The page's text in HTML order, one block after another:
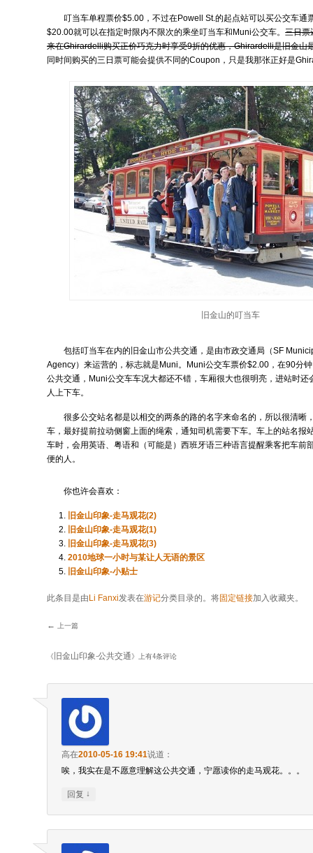
叮当车单程票价$5.00，不过在Powell St.的起点站可以买公交车通
$20.00就可以在指定时限内不限次的乘坐叮当车和Muni公交车。三日票
来在Ghirardelli购买正价巧克力时享受9折的优惠，Ghirardelli是旧金山
同时间购买的三日票可能会提供不同的Coupon，只是我那张正好是
旧金山的叮当车
包括叮当车在内的旧金山市公共交通，是由市政交通局（SF
Agency）来运营的，标志就是Muni。Muni公交车票价$2.00，在90分
公共交通，Muni公交车车况大都还不错，车厢很大也很明亮，进站时还
人上下车。
很多公交站名都是以相交的两条的路的名字来命名的，所以很清晰
车，最好提前拉动侧窗上面的绳索，通知司机需要下车。车上的站名报
车时，会用英语、粤语和（可能是）西班牙语三种语言提醒乘客把车前
便的人。
你也许会喜欢：
旧金山印象-走马观花(2)
旧金山印象-走马观花(1)
旧金山印象-走马观花(3)
2010地球一小时与某让人无语的景区
旧金山印象-小贴士
此条目是由 Li Fanxi发表在游记分类目录的。将固定链接加入收藏夹。
文章导航
← 上一篇
《旧金山印象-公共交通》上有4条评论
高在2010-05-16 19:41说道：
唉，我实在是不愿意理解这公共交通，宁愿读你的走马观花。。。
回复 ↓